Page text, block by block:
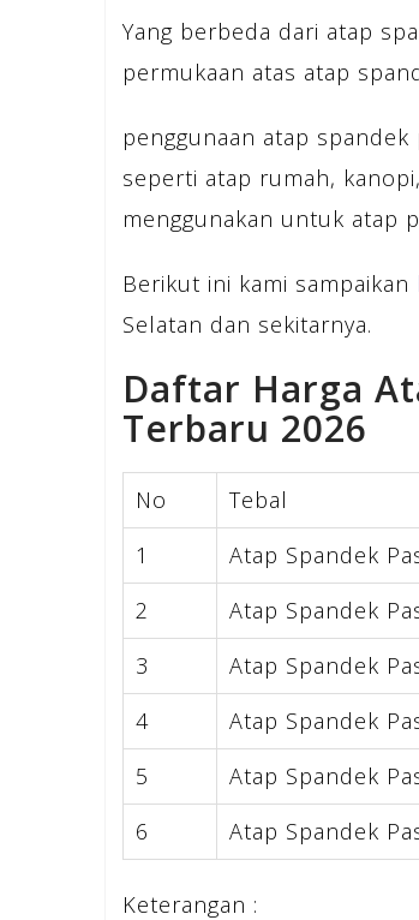
Yang berbeda dari atap
permukaan atas atap
penggunaan atap
seperti atap rumah,
menggunakan untuk atap
Berikut ini kami sampaikan
Selatan dan sekitarnya.
Daftar Harga
Terbaru 2026
No Tebal
1
Atap Spandek
2
Atap Spandek
3
Atap Spandek
4
Atap Spandek
5
Atap Spandek
6
Atap Spandek
Keterangan :